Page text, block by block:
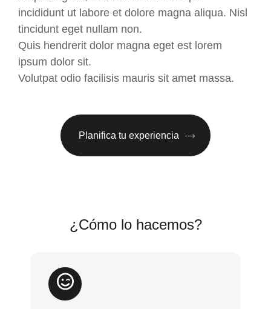
incididunt ut labore et dolore magna aliqua. Nisl
tincidunt eget nullam non.
Quis hendrerit dolor magna eget est lorem
ipsum dolor sit.
Volutpat odio facilisis mauris sit amet massa.
Planifica tu experiencia
¿Cómo lo hacemos?